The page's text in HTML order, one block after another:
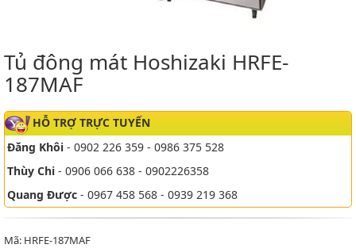
Tủ đông mát Hoshizaki HRFE-
187MAF
HỖ TRỢ TRỰC TUYẾN
Đăng Khôi - 0902 226 359 - 0986 375 528
Thùy Chi - 0906 066 638 - 0902226358
Quang Được - 0967 458 568 - 0939 219 368
Mã: HRFE-187MAF